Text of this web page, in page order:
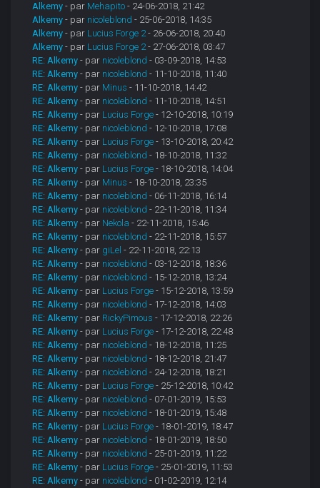
Alkemy - par Mehapito - 24-06-2018, 21:42
Alkemy - par nicoleblond - 25-06-2018, 14:35
Alkemy - par Lucius Forge 2- 26-06-2018, 20:40
Alkemy - par Lucius Forge 2- 27-06-2018, 03:47
RE: Alkemy - par nicoleblond - 03-09-2018, 14:53
RE: Alkemy - par nicoleblond - 11-10-2018, 11:40
RE: Alkemy - par Minus - 11-10-2018, 14:42
RE: Alkemy - par nicoleblond - 11-10-2018, 14:51
RE: Alkemy - par Lucius Forge - 12-10-2018, 10:19
RE: Alkemy - par nicoleblond - 12-10-2018, 17:08
RE: Alkemy - par Lucius Forge - 13-10-2018, 20:42
RE: Alkemy - par nicoleblond - 18-10-2018, 11:32
RE: Alkemy - par Lucius Forge - 18-10-2018, 14:04
RE: Alkemy - par Minus - 18-10-2018, 23:35
RE: Alkemy - par nicoleblond - 06-11-2018, 16:14
RE: Alkemy - par nicoleblond - 22-11-2018, 11:34
RE: Alkemy - par Nekola - 22-11-2018, 15:46
RE: Alkemy - par nicoleblond - 22-11-2018, 15:57
RE: Alkemy - par giLel - 22-11-2018, 22:13
RE: Alkemy - par nicoleblond - 03-12-2018, 18:36
RE: Alkemy - par nicoleblond - 15-12-2018, 13:24
RE: Alkemy - par Lucius Forge - 15-12-2018, 13:59
RE: Alkemy - par nicoleblond - 17-12-2018, 14:03
RE: Alkemy - par RickyPimous - 17-12-2018, 22:26
RE: Alkemy - par Lucius Forge - 17-12-2018, 22:48
RE: Alkemy - par nicoleblond - 18-12-2018, 11:25
RE: Alkemy - par nicoleblond - 18-12-2018, 21:47
RE: Alkemy - par nicoleblond - 24-12-2018, 18:21
RE: Alkemy - par Lucius Forge - 25-12-2018, 10:42
RE: Alkemy - par nicoleblond - 07-01-2019, 15:53
RE: Alkemy - par nicoleblond - 18-01-2019, 15:48
RE: Alkemy - par Lucius Forge - 18-01-2019, 18:47
RE: Alkemy - par nicoleblond - 18-01-2019, 18:50
RE: Alkemy - par nicoleblond - 25-01-2019, 11:22
RE: Alkemy - par Lucius Forge - 25-01-2019, 11:53
RE: Alkemy - par nicoleblond - 01-02-2019, 12:14